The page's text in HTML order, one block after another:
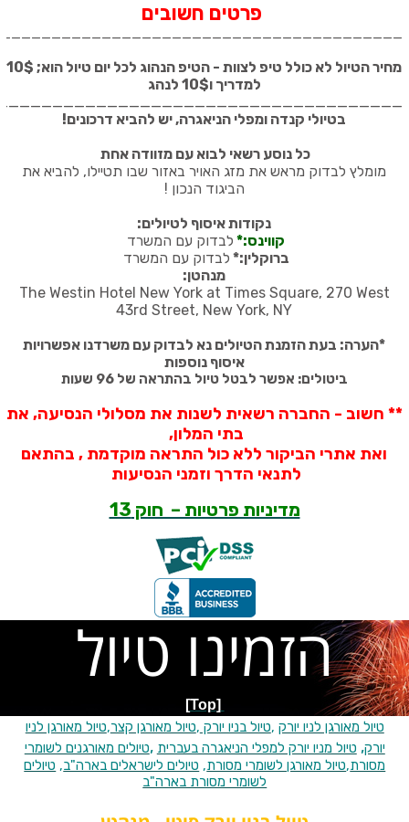
הזמינו טיול
[Top]
פרטים חשובים
מחיר הטיול לא כולל טיפ לצוות - הטיפ הנהוג לכל יום טיול הוא; 10$
למדריך ו10$ לנהג
בטיולי קנדה ומפלי הניאגרה, יש להביא דרכונים!
כל נוסע רשאי לבוא עם מזוודה אחת
מומלץ לבדוק מראש את מזג האויר באזור שבו תטיילו, להביא את
הביגוד הנכון !
נקודות איסוף לטיולים:
קווינס:* לבדוק עם המשרד
ברוקלין:* לבדוק עם המשרד
מנהטן:
The Westin Hotel New York at Times Square, 270 West
43rd Street, New York, NY
*הערה: בעת הזמנת הטיולים נא לבדוק עם משרדנו אפשרויות
איסוף נוספות
ביטולים: אפשר לבטל טיול בהתראה של 96 שעות
** חשוב - החברה רשאית לשנות את מסלולי הנסיעה, את
בתי המלון,
ואת אתרי הביקור ללא כול התראה מוקדמת , בהתאם
לתנאי הדרך וזמני הנסיעות
טיול מאורגן לניו יורק ,טיול בניו יורק ,טיול מאורגן קצר,טיול מאורגן לניו
יורק, טיול מניו יורק למפלי הניאגרה בעברית ,טיולים מאורגנים לשומרי
מסורת,טיול מאורגן לשומרי מסורת, טיולים לישראלים בארה"ב, טיולים
לשומרי מסורת בארה"ב
מדיניות פרטיות – חוק 13